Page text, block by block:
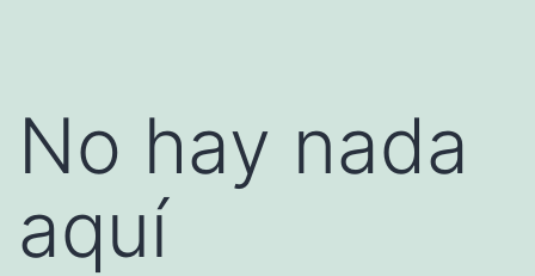
No hay nada
aquí